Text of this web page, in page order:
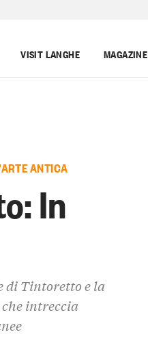
VISIT LANGHE MAGAZINE
ANTICA
In
di Tintoretto e la
intreccia